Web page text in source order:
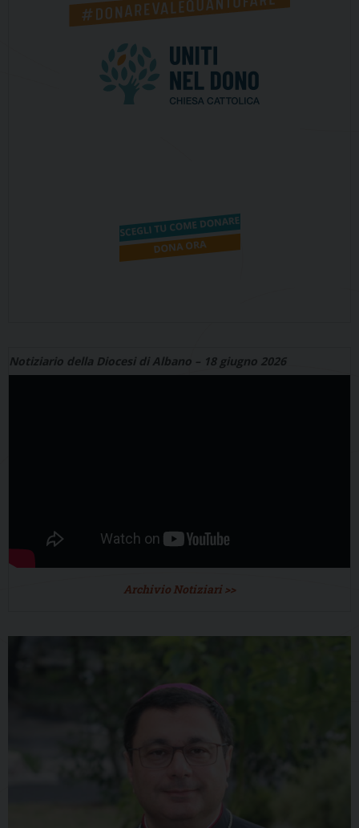
Notiziario della Diocesi di Albano – 18 giugno 2026
Archivio Notiziari >>